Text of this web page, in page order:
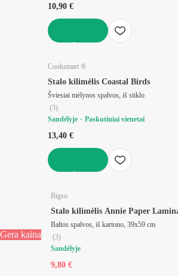
10,90 €
Cooksmart ®
Stalo kilimėlis Coastal Birds
Šviesiai mėlynos spalvos, iš stiklo
(3)
Sandėlyje
Paskutiniai vienetai
13,40 €
Gera kaina
Bigso
Stalo kilimėlis Annie Paper
Baltos spalvos, iš kartono, 39x59 cm
(3)
Sandėlyje
9,80 €